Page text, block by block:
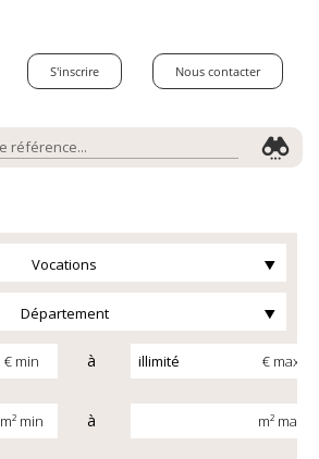
S'inscrire Nous contacter
Vocations
Département
€ min à € max
m² min à m² max